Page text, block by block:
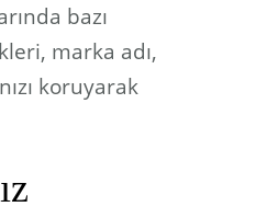
bazı
marka adı,
koruyarak